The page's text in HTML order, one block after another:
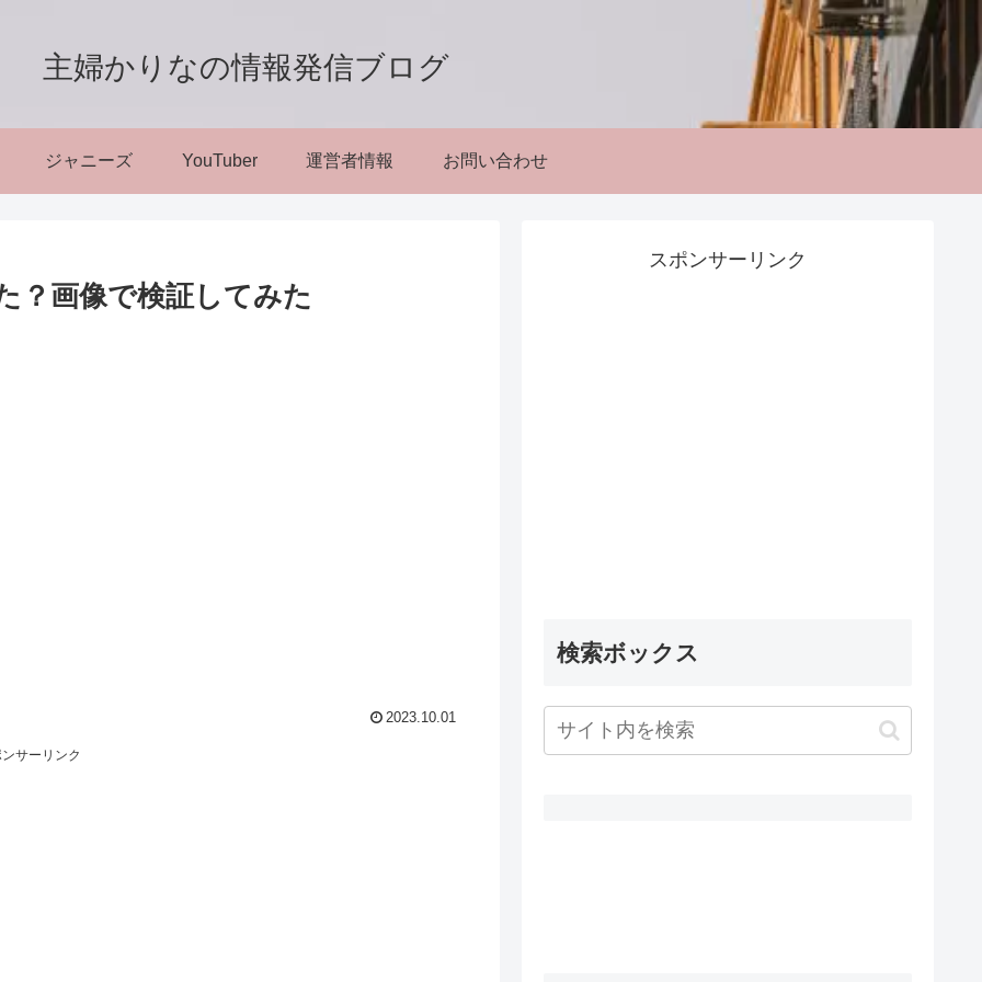
主婦かりなの情報発信ブログ
ジャニーズ YouTuber 運営者情報 お問い合わせ
？画像で検証してみた
2023.10.01
サーリンク
スポンサーリンク
検索ボックス